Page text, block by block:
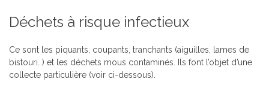
Déchets à risque infectieux
Ce sont les piquants, coupants, tranchants (aiguilles, lames de
bistouri…) et les déchets mous contaminés. Ils font l’objet d’une
collecte particulière (voir ci-dessous).